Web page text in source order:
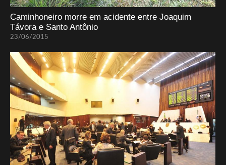
Caminhoneiro morre em acidente entre Joaquim
Távora e Santo Antônio
23/06/2015